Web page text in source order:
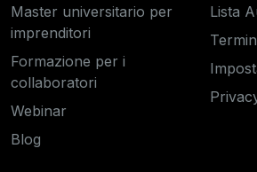
Master universitario per
imprenditori
Formazione per i
collaboratori
Webinar
Blog
Lista